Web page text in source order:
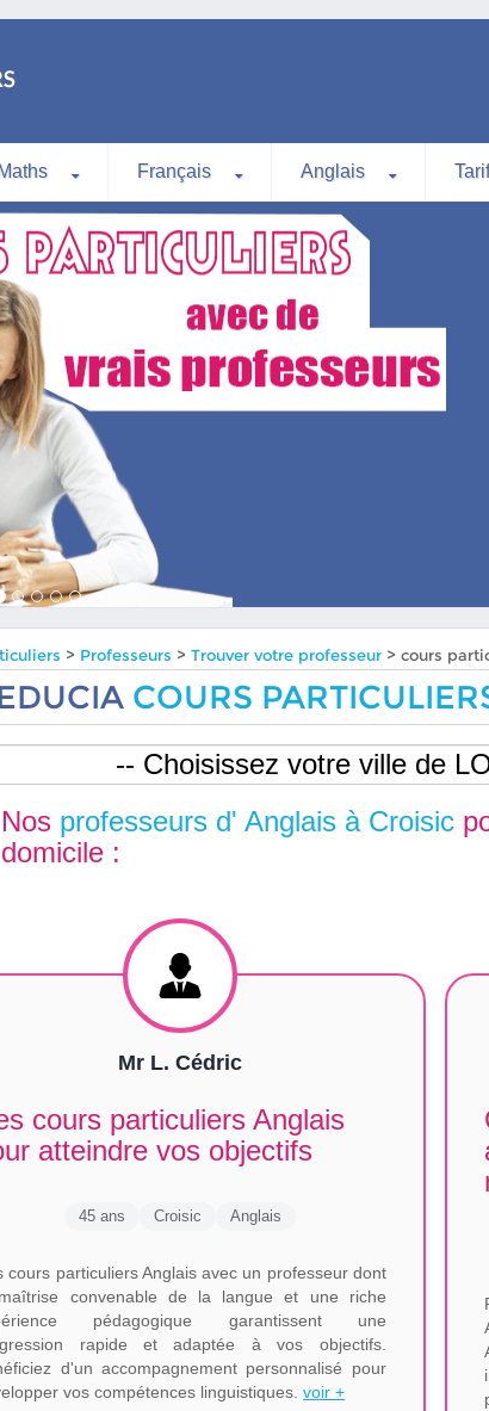
Maths Français Anglais
> Professeurs >Trouver votre professeur > cours
COURS
Nos professeurs d' Anglais à Croisic
domicile :
Mr L. Cédric
cours particuliers Anglais
atteindre vos objectifs
45 ans Croisic Anglais
cours particuliers Anglais avec un professeur dont
convenable de la langue et une riche
pédagogique garantissent une
rapide et adaptée à vos objectifs.
d'un accompagnement personnalisé pour
vos compétences linguistiques.voir +